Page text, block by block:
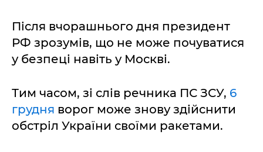
Після вчорашнього дня президент
РФ зрозумів, що не може почуватися
у безпеці навіть у Москві.
Тим часом, зі слів речника ПС ЗСУ, 6
грудня ворог може знову здійснити
обстріл України своїми ракетами.